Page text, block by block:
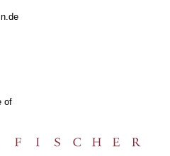
of